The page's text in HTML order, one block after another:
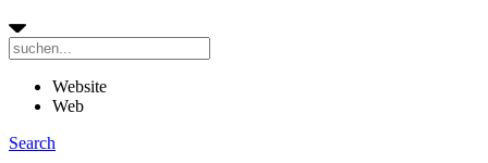
Website
Web
Search